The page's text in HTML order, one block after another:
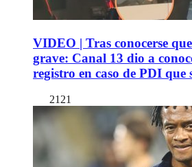
VIDEO | Tras conocerse
grave: Canal 13 dio a
registro en caso de PDI que
2121